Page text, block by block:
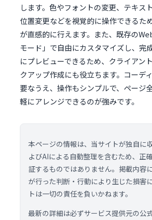
します。色やフォントの変更、テキス
位置変更などを視覚的に操作できるた
が直感的に行えます。また、既存の
モード」で自由にカスタマイズし、完
にプレビューできるため、クライアン
クアップ作成にも役立ちます。コーデ
要なうえ、操作もシンプルで、ページ
軽にアレンジできるのが強みです。
本ページの情報は、当サイトが独自に
よびAIによる自動整理を含むため、正
証するものではありません。掲載内容
が行った判断・行動により生じた損害
トは一切の責任を負いかねます。
最新の詳細は必ずサービス提供元の公